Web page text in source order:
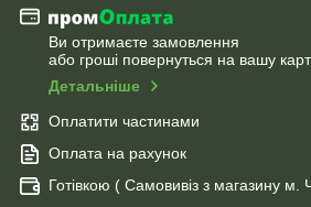
Ви отримаєте замовлення
або гроші повернуться на вашу
Детальніше
Оплатити частинами
Оплата на рахунок
Готівкою ( Самовивіз з магазину м.